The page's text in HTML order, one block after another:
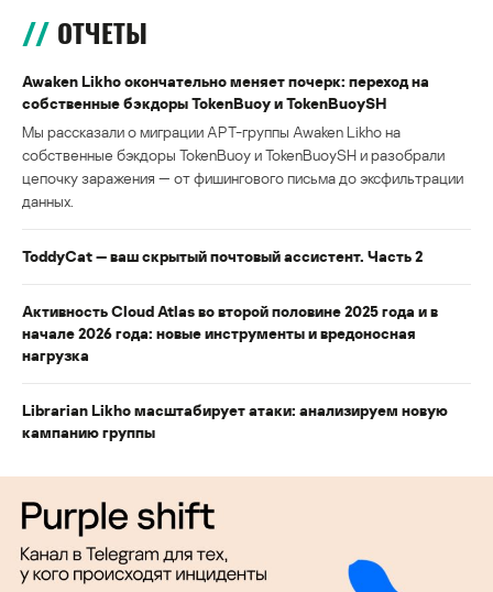
ОТЧЕТЫ
Awaken Likho окончательно меняет почерк: переход на
собственные бэкдоры TokenBuoy и TokenBuoySH
Мы рассказали о миграции APT-группы Awaken Likho на
собственные бэкдоры TokenBuoy и TokenBuoySH и разобрали
цепочку заражения — от фишингового письма до эксфильтрации
данных.
ToddyCat — ваш скрытый почтовый ассистент. Часть 2
Активность Cloud Atlas во второй половине 2025 года и в
начале 2026 года: новые инструменты и вредоносная
нагрузка
Librarian Likho масштабирует атаки: анализируем новую
кампанию группы